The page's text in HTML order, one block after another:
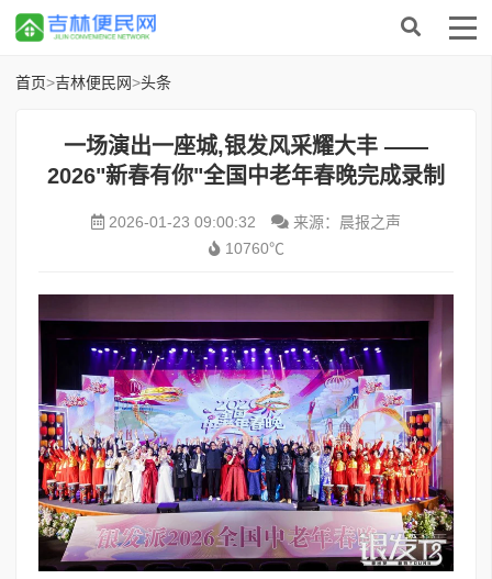
首页>吉林便民网>头条
一场演出一座城,银发风采耀大丰 ——
2026"新春有你"全国中老年春晚完成录制
2026-01-23 09:00:32
来源：晨报之声
10760℃